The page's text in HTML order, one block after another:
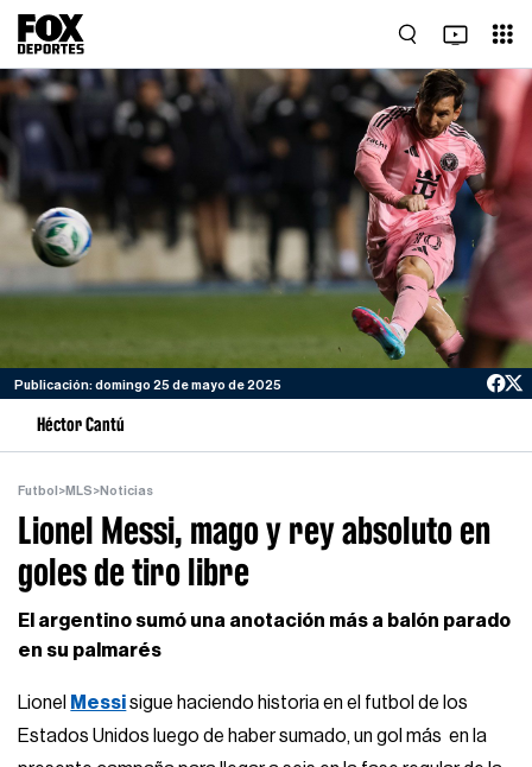
Publicación: domingo 25 de mayo de 2025
Héctor Cantú
Futbol >MLS>Noticias
Lionel Messi, mago y rey absoluto en
goles de tiro libre
El argentino sumó una anotación más a balón parado
en su palmarés
Lionel Messisigue haciendo historia en el futbol de los
Estados Unidos luego de haber sumado, un gol más en la